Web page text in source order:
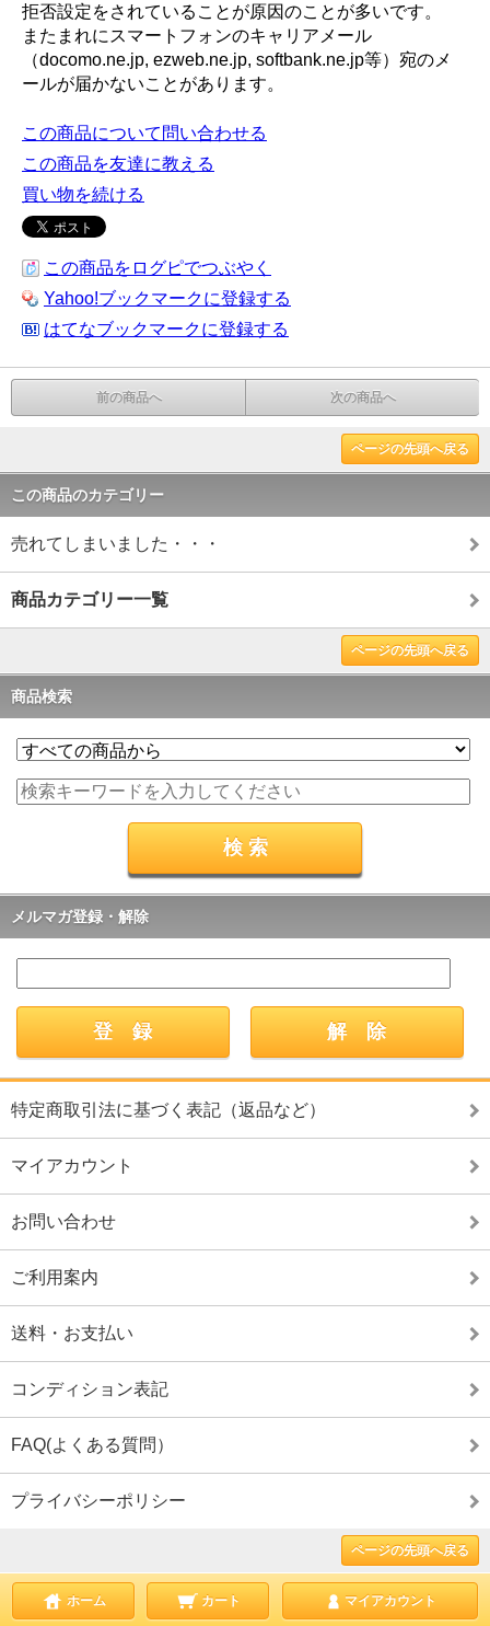
拒否設定をされていることが原因のことが多いです。
またまれにスマートフォンのキャリアメール
（docomo.ne.jp, ezweb.ne.jp, softbank.ne.jp等）宛のメ
ールが届かないことがあります。
この商品について問い合わせる
この商品を友達に教える
買い物を続ける
この商品をログピでつぶやく
Yahoo!ブックマークに登録する
はてなブックマークに登録する
前の商品へ 次の商品へ
ページの先頭へ戻る
この商品のカテゴリー
売れてしまいました・・・
商品カテゴリー一覧
ページの先頭へ戻る
商品検索
メルマガ登録・解除
特定商取引法に基づく表記（返品など）
マイアカウント
お問い合わせ
ご利用案内
送料・お支払い
コンディション表記
FAQ(よくある質問）
プライバシーポリシー
ページの先頭へ戻る
ホーム カート マイアカウント